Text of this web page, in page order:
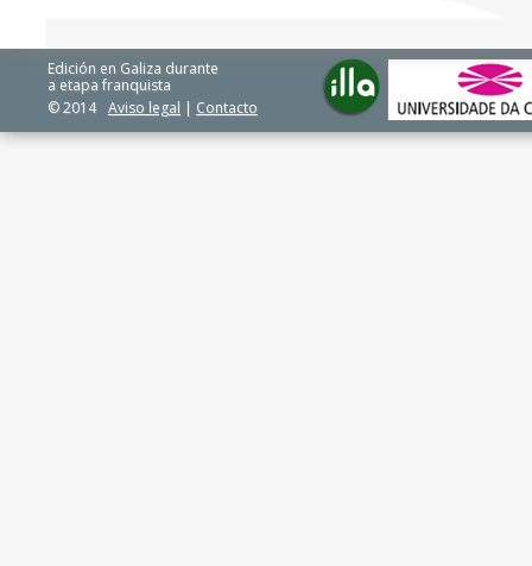
Edición en Galiza durante
a etapa franquista
© 2014 Aviso legal | Contacto